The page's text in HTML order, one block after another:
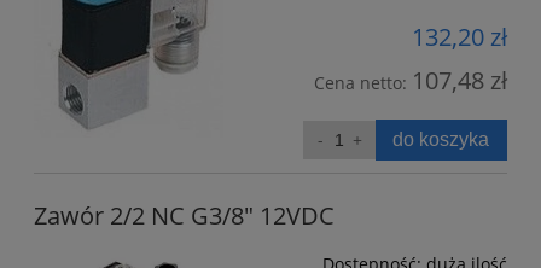
132,20 zł
Cena netto: 107,48 zł
do koszyka
Zawór 2/2 NC G3/8" 12VDC